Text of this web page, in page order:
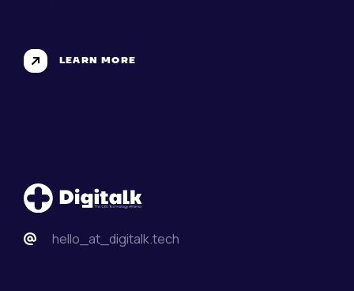
LEARN MORE
hello_at_digitalk.tech